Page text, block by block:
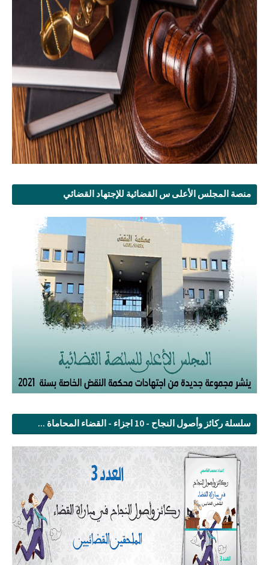
منصة المجلس الأعلى س القضائية للإجتهاد القضائي
سلسلة ركائز وأصول النجاح - 10 اجزاء - القضاء المحاماة ...